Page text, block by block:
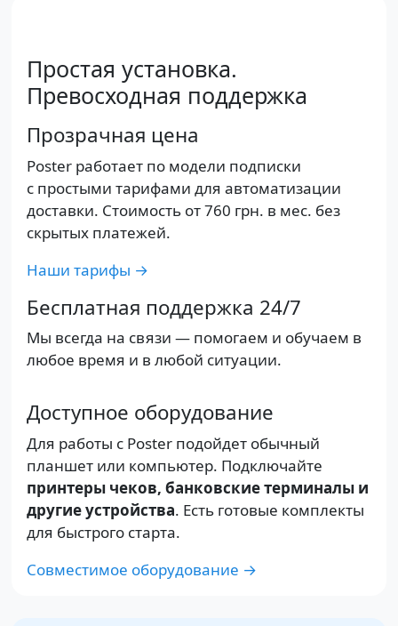
Простая установка.
Превосходная поддержка
Прозрачная цена
Poster работает по модели подписки
с простыми тарифами для автоматизации
доставки. Стоимость от760 грн. в мес. без
скрытых платежей.
Наши тарифы →
Бесплатная поддержка 24/7
Мы всегда на связи — помогаем и обучаем в
любое время и в любой ситуации.
Доступное оборудование
Для работы с Poster подойдет обычный
планшет или компьютер. Подключайте
принтеры чеков, банковские терминалы и
другие устройства. Есть готовые комплекты
для быстрого старта.
Совместимое оборудование →